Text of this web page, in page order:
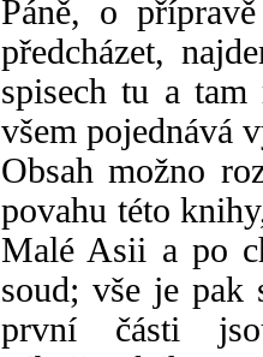
Páně, o
předcházet,
spisech tu a
všem pojednává
Obsah možno
povahu této
Malé Asii a po
soud; vše je pak
první části